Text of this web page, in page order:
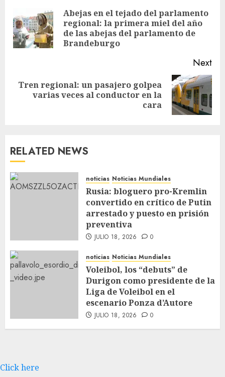
Abejas en el tejado del parlamento
regional: la primera miel del año
de las abejas del parlamento de
Brandeburgo
Next
Tren regional: un pasajero golpea
varias veces al conductor en la
cara
RELATED NEWS
noticias Noticias Mundiales
Rusia: bloguero pro-Kremlin
convertido en crítico de Putin
arrestado y puesto en prisión
preventiva
JULIO 18, 2026 0
noticias Noticias Mundiales
Voleibol, los “debuts” de
Durigon como presidente de la
Liga de Voleibol en el
escenario Ponza d’Autore
JULIO 18, 2026 0
Click here